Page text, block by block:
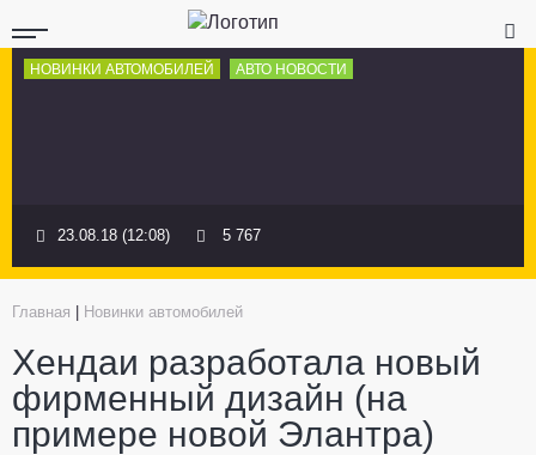
НОВИНКИ АВТОМОБИЛЕЙ АВТО НОВОСТИ
23.08.18 (12:08) 5 767
Главная Новинки автомобилей
Хендаи разработала новый
фирменный дизайн (на
примере новой Элантра)